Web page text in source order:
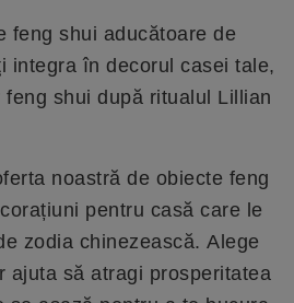
feng shui aducătoare de
integra în decorul casei tale,
shui după ritualul Lillian
noastră de obiecte feng
pentru casă care le
zodia chinezească. Alege
ajuta să atragi prosperitatea